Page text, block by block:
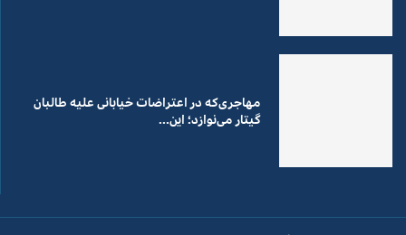
مهاجری‌که در اعتراضات خیابانی علیه طالبان
گیتار می‌نوازد؛ این...